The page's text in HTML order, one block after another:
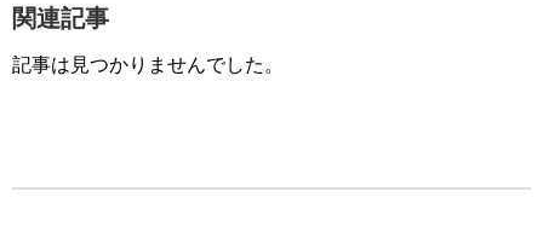
関連記事
記事は見つかりませんでした。